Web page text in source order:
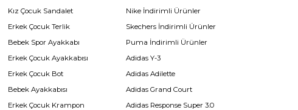
Kız Çocuk Sandalet
Erkek Çocuk Terlik
Bebek Spor Ayakkabı
Erkek Çocuk Ayakkabısı
Erkek Çocuk Bot
Bebek Ayakkabısı
Erkek Çocuk Krampon
Nike İndirimli Ürünler
Skechers İndirimli Ürünler
Puma İndirimli Ürünler
Adidas Y-3
Adidas Adilette
Adidas Grand Court
Adidas Response Super 3.0